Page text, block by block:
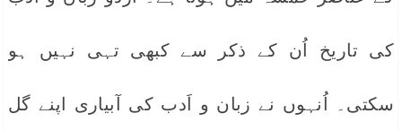
کی تاریخ اُن کے ذکر سے کبھی تہی نہیں ہو
سکتی۔ اُنہوں نے زبان و اَدب کی آبیاری اپنے گل